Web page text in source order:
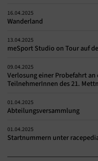
16.04.2025
Wanderland
13.04.2025
meSport Studio on Tour auf
09.04.2025
Verlosung einer Probefahrt
TeilnehmerInnen des 21.
01.04.2025
Abteilungsversammlung
01.04.2025
Startnummern unter